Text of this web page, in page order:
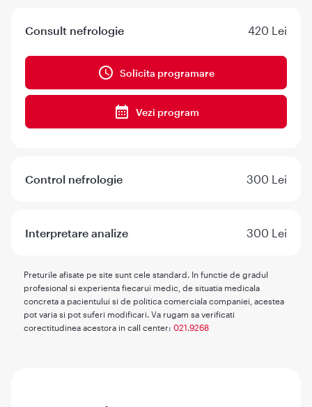
Consult nefrologie 420 Lei
Solicita programare
Vezi program
Control nefrologie 300 Lei
Interpretare analize 300 Lei
Preturile afisate pe site sunt cele standard. In functie de gradul
profesional si experienta fiecarui medic, de situatia medicala
concreta a pacientului si de politica comerciala companiei, acestea
pot varia si pot suferi modificari. Va rugam sa verificati
corectitudinea acestora in call center: 021.9268